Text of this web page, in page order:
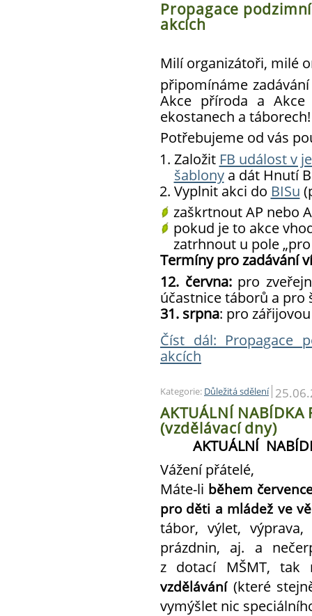
Propagace
akcích
Milí organizátoři, milé
připomínáme
Akce příroda a
ekostanech a
Potřebujeme od vás
Založit FB událost v
šablonya dát Hnutí
Vyplnit akci do BISu
zaškrtnout AP nebo
pokud je to akce
zatrhnout u pole
Termíny pro zadávání
12. června:pro
účastnice táborů a pro
31. srpna: pro
Číst dál: Propagace
akcích
Kategorie: Důležitá sdělení
AKTUÁLNÍ
(vzdělávací dny)
AKTUÁLNÍ
Vážení přátelé,
Máte-li během
pro děti a mládež ve
tábor, výlet,
prázdnin, aj. a
z dotací MŠMT,
vzdělávání (které
vymýšlet nic